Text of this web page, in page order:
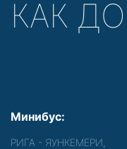
КАК
Минибус:
РИГА - ЯУНКЕМЕРИ,